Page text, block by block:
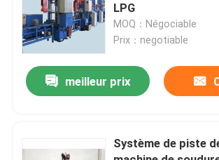
LPG
MOQ：Négociable
Prix：negotiable
meilleur prix
Système de piste